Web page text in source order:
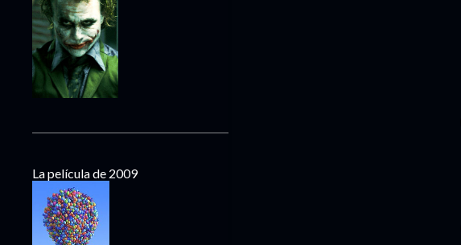
La película de 2009